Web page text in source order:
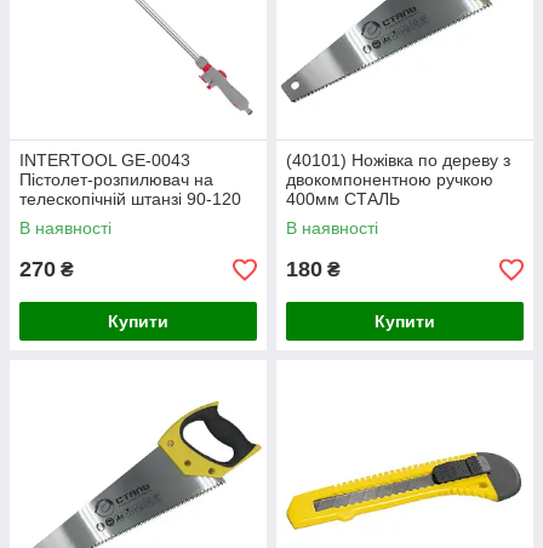
INTERTOOL GE-0043
Пістолет-розпилювач на
телескопічній штанзі 90-120
см для поливання 9
функціональний
В наявності
270 ₴
Купити
(40101) Ножівка по дереву з
двокомпонентною ручкою
400мм СТАЛЬ
В наявності
180 ₴
Купити